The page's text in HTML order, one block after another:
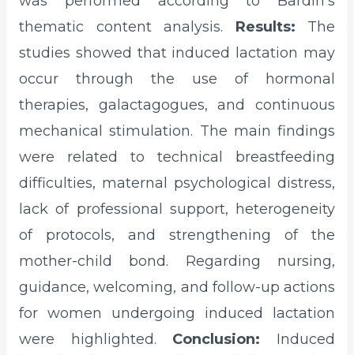
thematic content analysis. Results: The
studies showed that induced lactation may
occur through the use of hormonal
therapies, galactagogues, and continuous
mechanical stimulation. The main findings
were related to technical breastfeeding
difficulties, maternal psychological distress,
lack of professional support, heterogeneity
of protocols, and strengthening of the
mother-child bond. Regarding nursing,
guidance, welcoming, and follow-up actions
for women undergoing induced lactation
were highlighted. Conclusion: Induced